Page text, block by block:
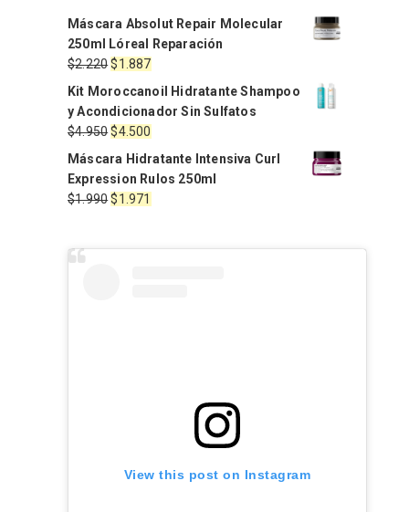
Máscara Absolut Repair Molecular
250ml Lóreal Reparación
$2.220El
original
era:
$2.220.
$1.887El
precio
actual
es:
$1.887.
Kit Moroccanoil Hidratante Shampoo
y Acondicionador Sin Sulfatos
$4.950El
precio
original
era:
$4.950.
$4.500
precio
actual
es:
$4.500.
Máscara Hidratante Intensiva Curl
Expression Rulos 250ml
$1.990El
$1.971
View this post on Instagram